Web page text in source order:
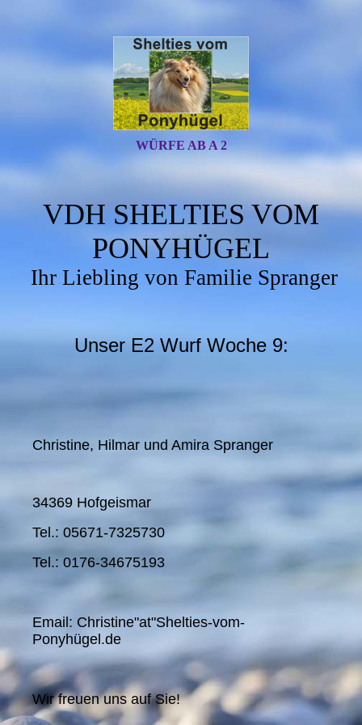
WÜRFE AB A 2
VDH SHELTIES VOM
PONYHÜGEL
Ihr Liebling von Familie Spranger
Unser E2 Wurf Woche 9:
Christine, Hilmar und Amira Spranger
34369 Hofgeismar
Tel.: 05671-7325730
Tel.: 0176-34675193
Email: Christine"at"Shelties-vom-
Ponyhügel.de
Wir freuen uns auf Sie!